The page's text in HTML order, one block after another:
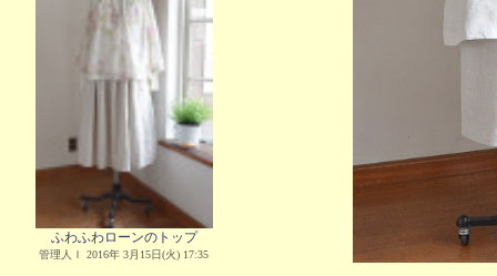
ふわふわローンのトップ
管理人Ｉ 2016年 3月15日(火) 17:35